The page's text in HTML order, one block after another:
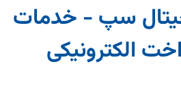
سپ - خدمات
الکترونیکی